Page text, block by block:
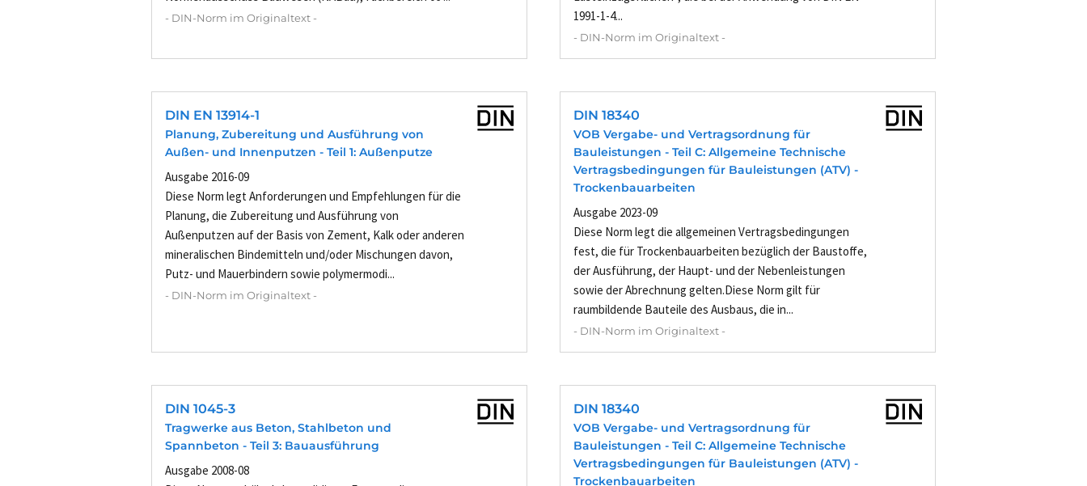
- DIN-Norm im Originaltext -
1991-1-4...
- DIN-Norm im Originaltext -
DIN EN 13914-1
Planung, Zubereitung und Ausführung von
Außen- und Innenputzen - Teil 1: Außenputze
Ausgabe 2016-09
Diese Norm legt Anforderungen und Empfehlungen für die
Planung, die Zubereitung und Ausführung von
Außenputzen auf der Basis von Zement, Kalk oder anderen
mineralischen Bindemitteln und/oder Mischungen davon,
Putz- und Mauerbindern sowie polymermodi...
- DIN-Norm im Originaltext -
DIN 18340
VOB Vergabe- und Vertragsordnung für
Bauleistungen - Teil C: Allgemeine Technische
Vertragsbedingungen für Bauleistungen (ATV) -
Trockenbauarbeiten
Ausgabe 2023-09
Diese Norm legt die allgemeinen Vertragsbedingungen
fest, die für Trockenbauarbeiten bezüglich der Baustoffe,
der Ausführung, der Haupt- und der Nebenleistungen
sowie der Abrechnung gelten.Diese Norm gilt für
raumbildende Bauteile des Ausbaus, die in...
- DIN-Norm im Originaltext -
DIN 1045-3
Tragwerke aus Beton, Stahlbeton und
Spannbeton - Teil 3: Bauausführung
Ausgabe 2008-08
DIN 18340
VOB Vergabe- und Vertragsordnung für
Bauleistungen - Teil C: Allgemeine Technische
Vertragsbedingungen für Bauleistungen (ATV) -
Trockenbauarbeiten